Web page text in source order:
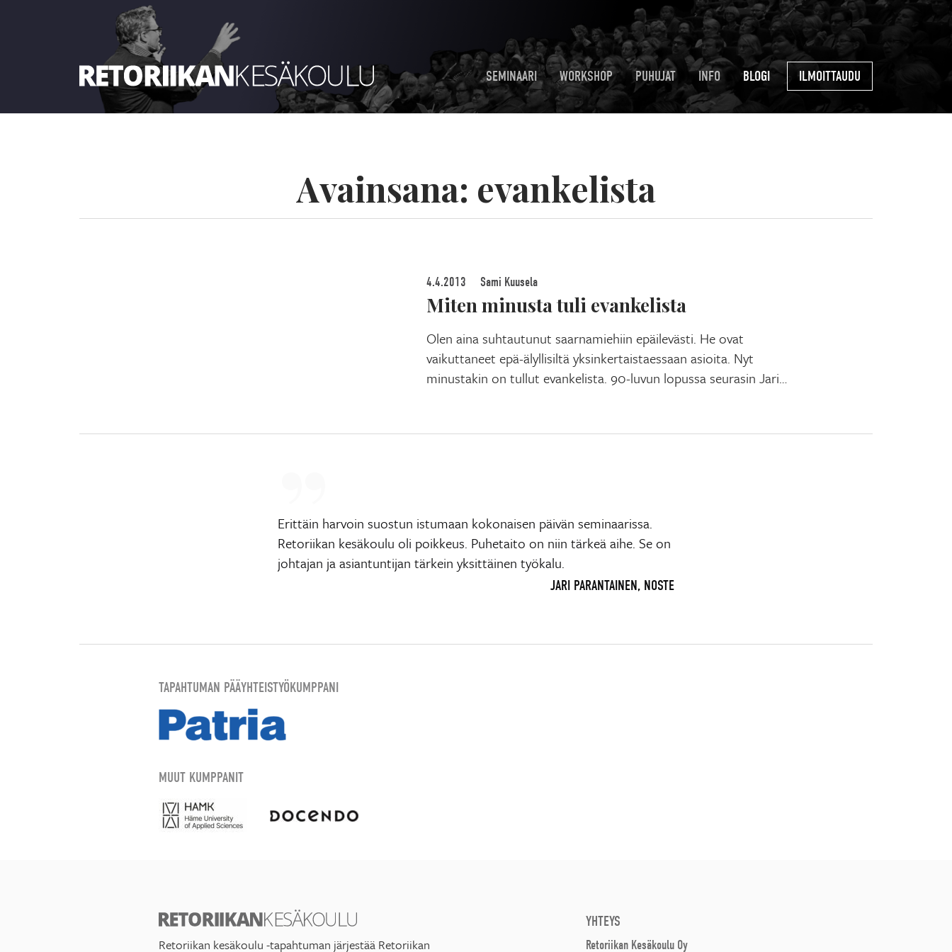
SEMINAARI WORKSHOP PUHUJAT INFO BLOGI ILMOITTAUDU
Avainsana: evankelista
4.4.2013 Sami Kuusela
Miten minusta tuli evankelista
Olen aina suhtautunut saarnamiehiin epäilevästi. He ovat
vaikuttaneet epä-älyllisiltä yksinkertaistaessaan asioita. Nyt
minustakin on tullut evankelista. 90-luvun lopussa seurasin Jari…
Erittäin harvoin suostun istumaan kokonaisen päivän seminaarissa.
Retoriikan kesäkoulu oli poikkeus. Puhetaito on niin tärkeä aihe. Se on
johtajan ja asiantuntijan tärkein yksittäinen työkalu.
JARI PARANTAINEN, NOSTE
TAPAHTUMAN PÄÄYHTEISTYÖKUMPPANI
MUUT KUMPPANIT
Retoriikan kesäkoulu -tapahtuman järjestää Retoriikan
YHTEYS
Retoriikan Kesäkoulu Oy